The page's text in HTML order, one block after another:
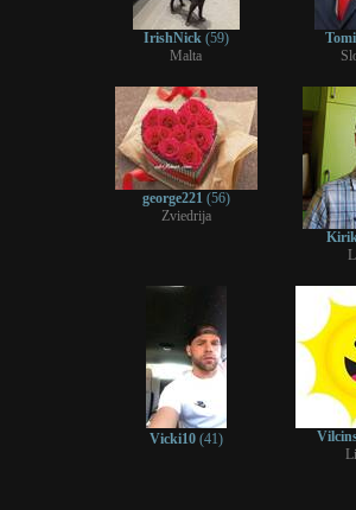
IrishNick (59)
Malta
george221 (56)
Zviedrija
Vicki10 (41)